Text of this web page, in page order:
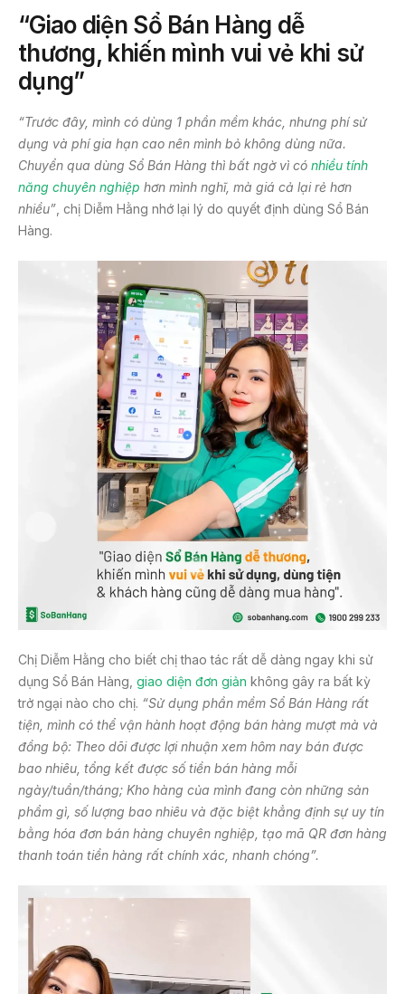
“Giao diện Sổ Bán Hàng dễ
thương, khiến mình vui vẻ khi sử
dụng”
“Trước đây, mình có dùng 1 phần mềm khác, nhưng phí sử
dụng và phí gia hạn cao nên mình bỏ không dùng nữa.
Chuyển qua dùng Sổ Bán Hàng thì bất ngờ vì có nhiều tính
năng chuyên nghiệp hơn mình nghĩ, mà giá cả lại rẻ hơn
nhiều” , chị Diễm Hằng nhớ lại lý do quyết định dùng Sổ Bán
Hàng.
Chị Diễm Hằng cho biết chị thao tác rất dễ dàng ngay khi sử
dụng Sổ Bán Hàng, giao diện đơn giản không gây ra bất kỳ
trở ngại nào cho chị. “Sử dụng phần mềm Sổ Bán Hàng rất
tiện, mình có thể vận hành hoạt động bán hàng mượt mà và
đồng bộ: Theo dõi được lợi nhuận xem hôm nay bán được
bao nhiêu, tổng kết được số tiền bán hàng mỗi
ngày/tuần/tháng; Kho hàng của mình đang còn những sản
phẩm gì, số lượng bao nhiêu và đặc biệt khẳng định sự uy tín
bằng hóa đơn bán hàng chuyên nghiệp, tạo mã QR đơn hàng
thanh toán tiền hàng rất chính xác, nhanh chóng”.